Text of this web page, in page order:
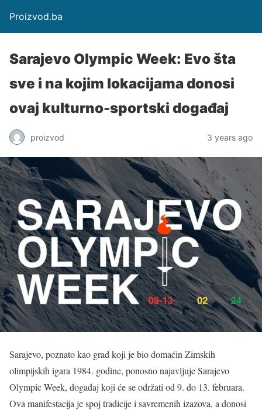
Proizvod.ba
Sarajevo Olympic Week: Evo šta
sve i na kojim lokacijama donosi
ovaj kulturno-sportski događaj
proizvod 3 years ago
Sarajevo, poznato kao grad koji je bio domaćin Zimskih
olimpijskih igara 1984. godine, ponosno najavljuje Sarajevo
Olympic Week, događaj koji će se održati od 9. do 13. februara.
Ova manifestacija je spoj tradicije i savremenih izazova, a donosi